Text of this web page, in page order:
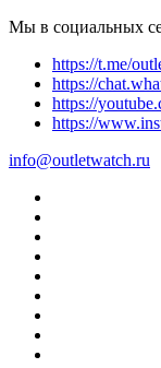
Мы в социальных
https://t.me/
https://
https://
https://
info@outletwatch.ru